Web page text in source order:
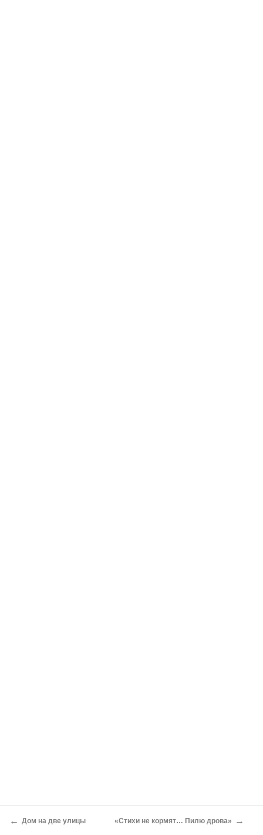
← Дом на две улицы «Стихи не кормят… Пилю дрова» →